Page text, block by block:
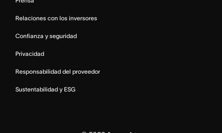
Relaciones con los inversores
Confianza y seguridad
Privacidad
Responsabilidad del proveedor
Sustentabilidad y ESG